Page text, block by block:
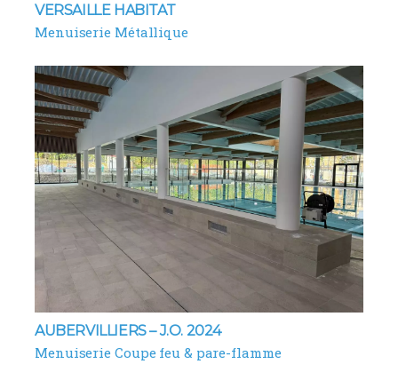
VERSAILLE HABITAT
Menuiserie Métallique
AUBERVILLIERS – J.O. 2024
Menuiserie Coupe feu & pare-flamme